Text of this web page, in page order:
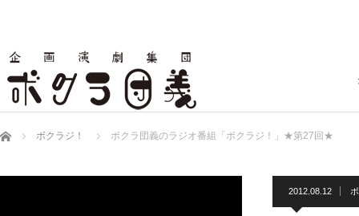
ホーム ボクラジ！ ボクラ団義のラジオ番組「ボクラジ！」★第27回★
2012.08.12